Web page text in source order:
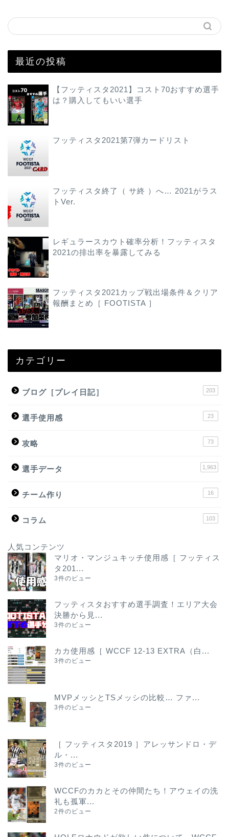
最近の投稿
【フッティスタ2021】コスト70おすすめ選手
は？購入してもいい選手
フッティスタ2021第7弾カードリスト
フッティスタ終了（ サ終 ）へ… 2021がラス
トVer.
レギュラースカウト確率分析！フッティスタ
2021の排出率を暴露してみる
フッティスタ2021カップ戦出場条件＆クリア
報酬まとめ［ FOOTISTA ］
カテゴリー
ブログ［プレイ日記］ 203
選手使用感 23
攻略 73
選手データ 1,963
チーム作り 16
コラム 103
人気コンテンツ
マリオ・マンジュキッチ使用感［ フッティス
タ201...
3件のビュー
フッティスタおすすめ選手調査！エリア大会
決勝から見...
3件のビュー
カカ使用感［ WCCF 12-13 EXTRA（白...
3件のビュー
MVPメッシとTSメッシの比較… ファ...
3件のビュー
［ フッティスタ2019 ］アレッサンドロ・デ
ル・...
3件のビュー
WCCFのカカとその仲間たち！アウェイの洗
礼も孤軍...
2件のビュー